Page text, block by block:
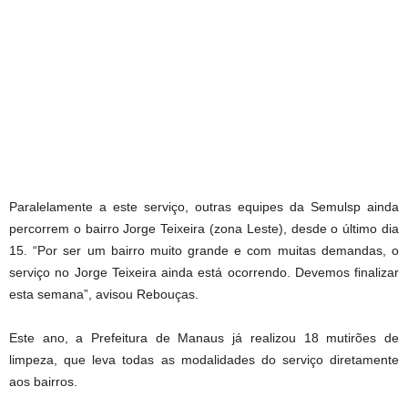
Paralelamente a este serviço, outras equipes da Semulsp ainda
percorrem o bairro Jorge Teixeira (zona Leste), desde o último dia
15. “Por ser um bairro muito grande e com muitas demandas, o
serviço no Jorge Teixeira ainda está ocorrendo. Devemos finalizar
esta semana”, avisou Rebouças.
Este ano, a Prefeitura de Manaus já realizou 18 mutirões de
limpeza, que leva todas as modalidades do serviço diretamente
aos bairros.